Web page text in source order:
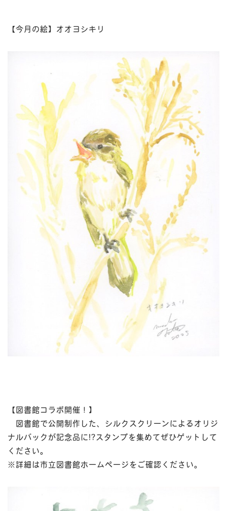
【今月の絵】オオヨシキリ
【図書館コラボ開催！】
図書館で公開制作した、シルクスクリーンによるオリジ
ナルバックが記念品に!?スタンプを集めてぜひゲットして
ください。
※詳細は市立図書館ホームページをご確認ください。